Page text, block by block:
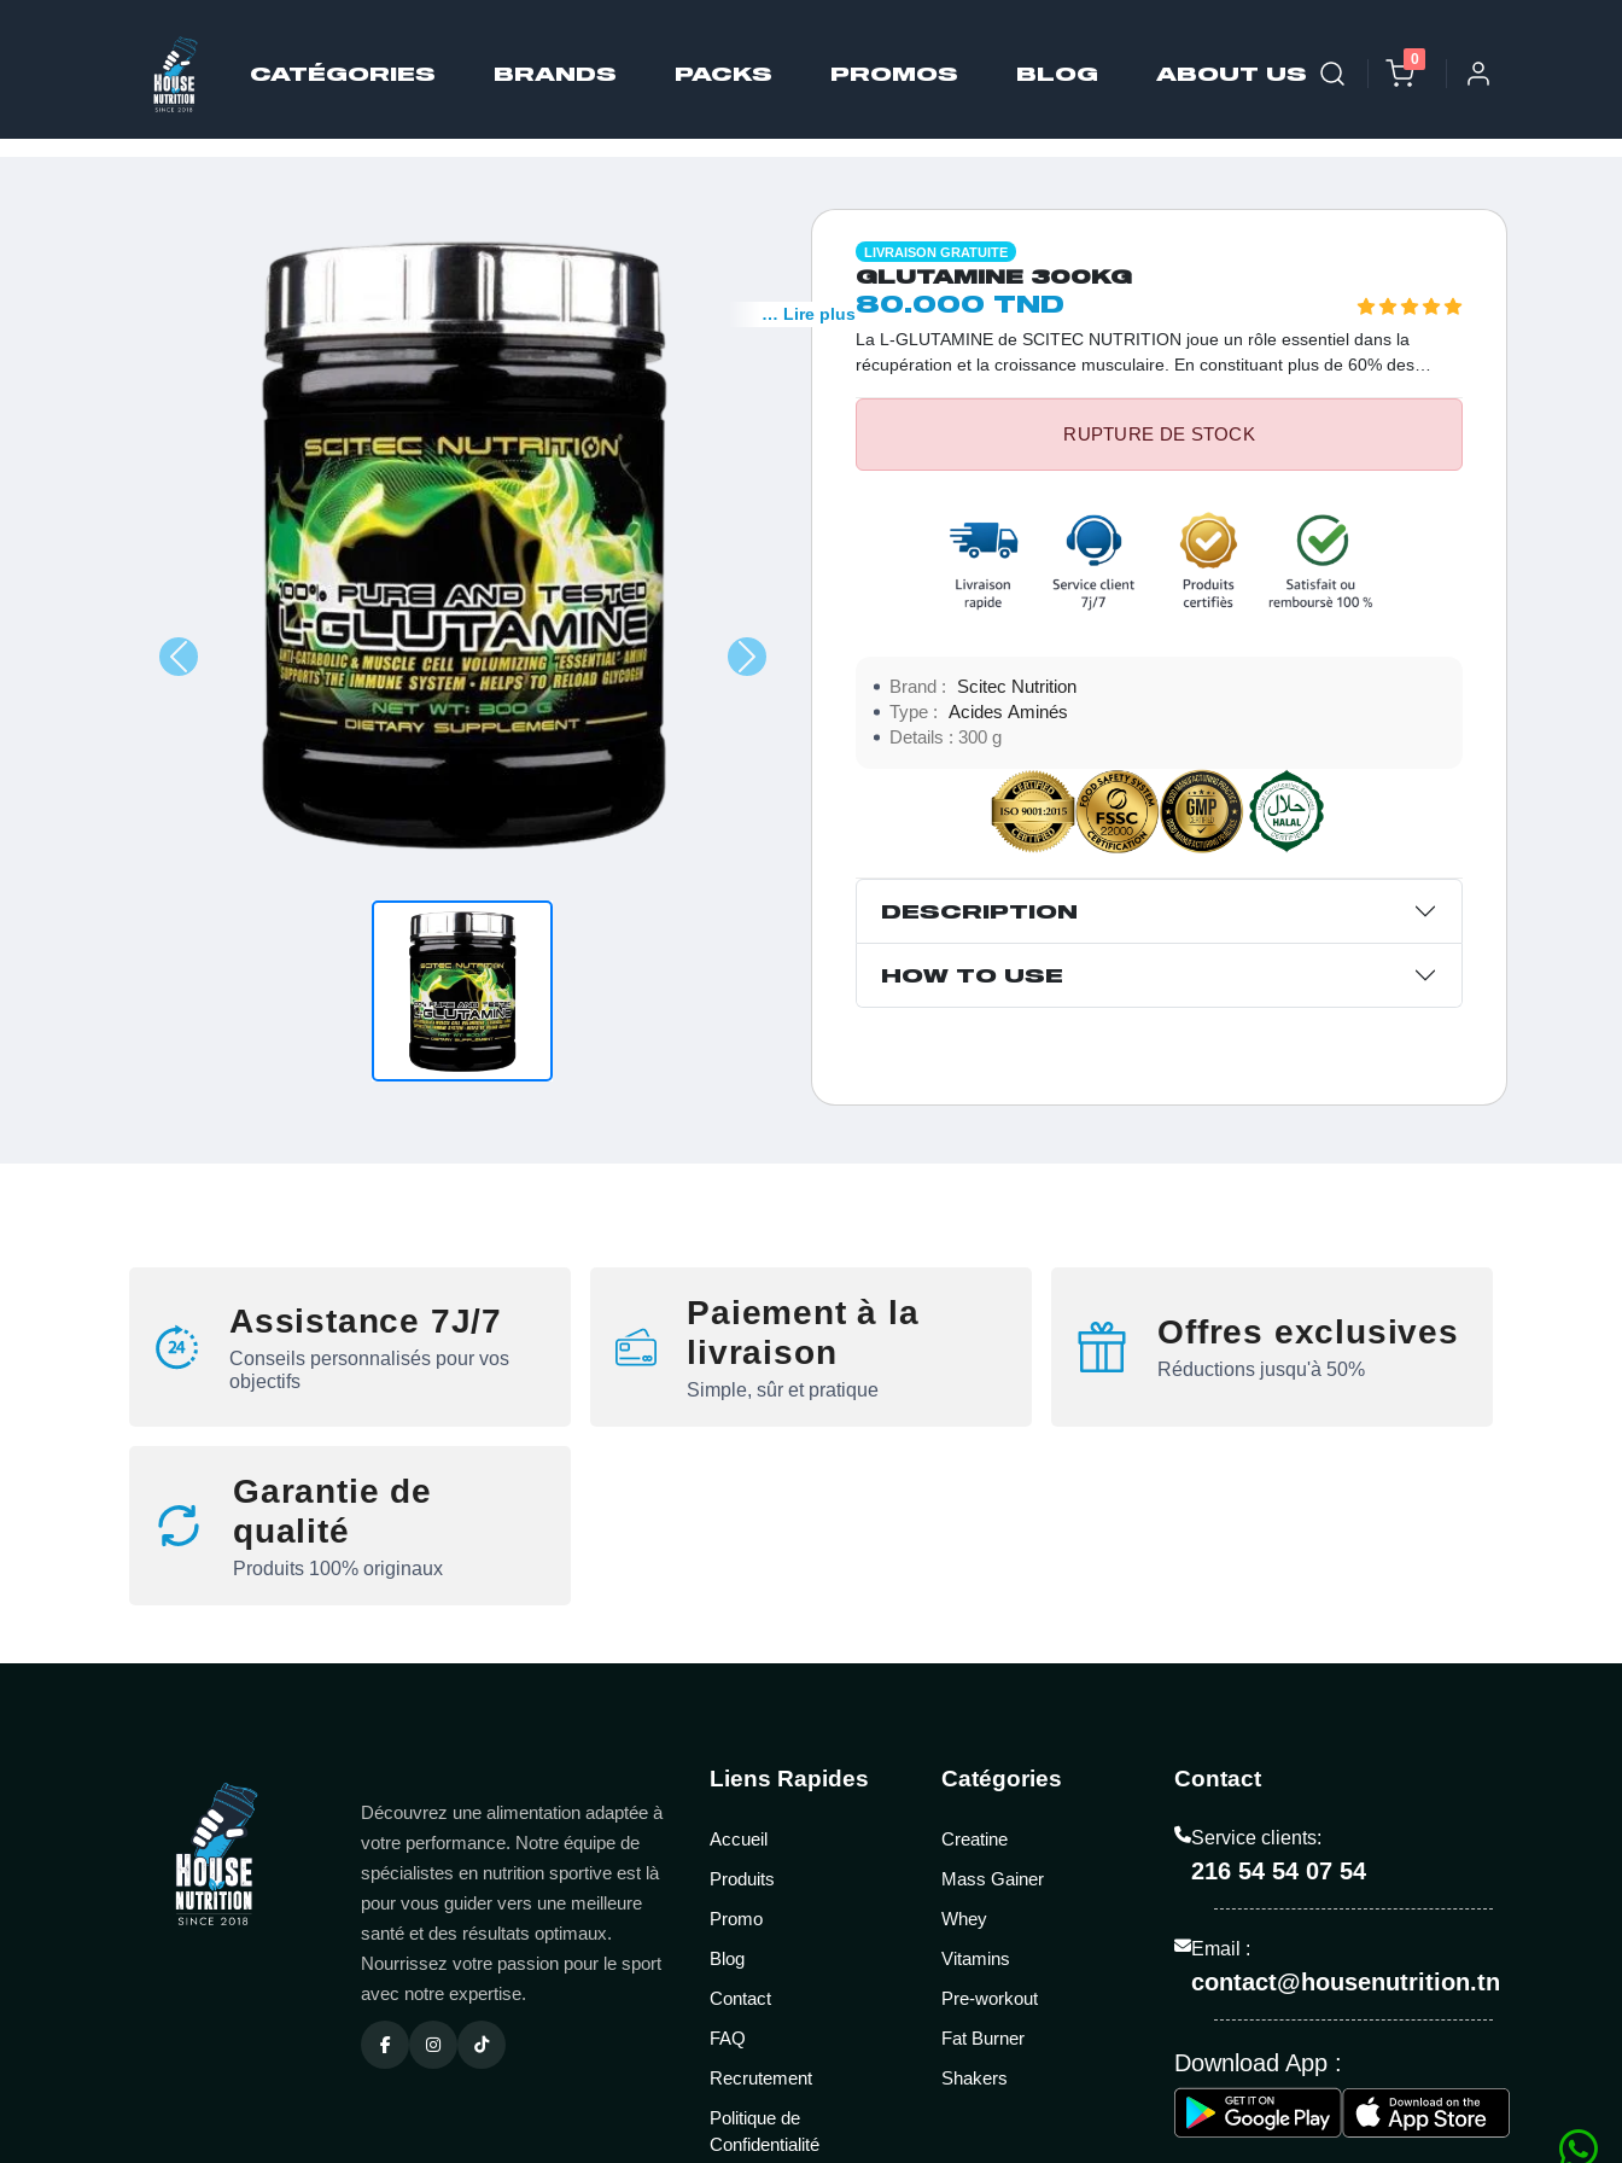
CATÉGORIES BRANDS PACKS PROMOS BLOG ABOUT US
0
LIVRAISON GRATUITE
GLUTAMINE 300KG
80.000 TND
La L-GLUTAMINE de SCITEC NUTRITION joue un rôle essentiel dans la
récupération et la croissance musculaire. En constituant plus de 60% des
… Lire plus
RUPTURE DE STOCK
Brand :
Scitec Nutrition
Type :
Acides Aminés
Details :
300 g
DESCRIPTION
HOW TO USE
Assistance 7J/7
Conseils personnalisés pour vos
objectifs
Paiement à la
livraison
Simple, sûr et pratique
Offres exclusives
Réductions jusqu'à 50%
Garantie de
qualité
Produits 100% originaux
Découvrez une alimentation adaptée à
votre performance. Notre équipe de
spécialistes en nutrition sportive est là
pour vous guider vers une meilleure
santé et des résultats optimaux.
Nourrissez votre passion pour le sport
avec notre expertise.
Liens Rapides
Accueil
Produits
Promo
Blog
Contact
FAQ
Recrutement
Politique de
Confidentialité
Catégories
Creatine
Mass Gainer
Whey
Vitamins
Pre-workout
Fat Burner
Shakers
Contact
Service clients:
216 54 54 07 54
Email :
contact@housenutrition.tn
Download App :